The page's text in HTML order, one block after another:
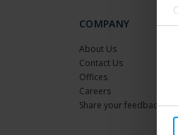
COMPANY
About Us
Contact Us
Offices
Careers
Share your feedback